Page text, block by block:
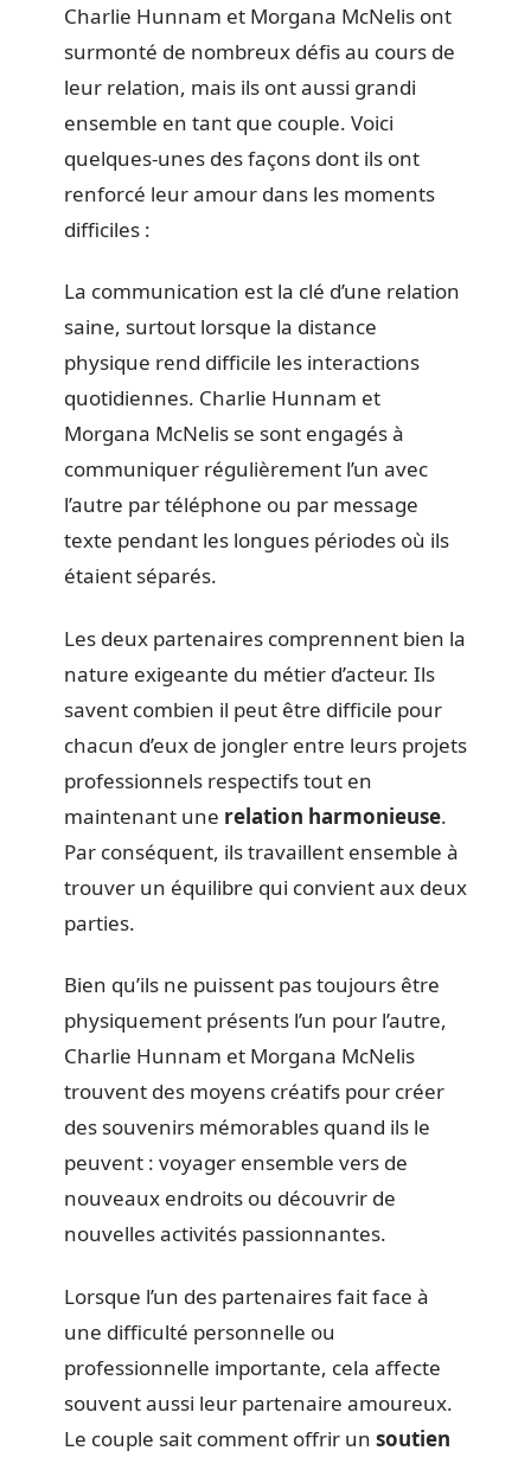
Charlie Hunnam et Morgana McNelis ont
surmonté de nombreux défis au cours de
leur relation, mais ils ont aussi grandi
ensemble en tant que couple. Voici
quelques-unes des façons dont ils ont
renforcé leur amour dans les moments
difficiles :
La communication est la clé d’une relation
saine, surtout lorsque la distance
physique rend difficile les interactions
quotidiennes. Charlie Hunnam et
Morgana McNelis se sont engagés à
communiquer régulièrement l’un avec
l’autre par téléphone ou par message
texte pendant les longues périodes où ils
étaient séparés.
Les deux partenaires comprennent bien la
nature exigeante du métier d’acteur. Ils
savent combien il peut être difficile pour
chacun d’eux de jongler entre leurs projets
professionnels respectifs tout en
maintenant une relation harmonieuse.
Par conséquent, ils travaillent ensemble à
trouver un équilibre qui convient aux deux
parties.
Bien qu’ils ne puissent pas toujours être
physiquement présents l’un pour l’autre,
Charlie Hunnam et Morgana McNelis
trouvent des moyens créatifs pour créer
des souvenirs mémorables quand ils le
peuvent : voyager ensemble vers de
nouveaux endroits ou découvrir de
nouvelles activités passionnantes.
Lorsque l’un des partenaires fait face à
une difficulté personnelle ou
professionnelle importante, cela affecte
souvent aussi leur partenaire amoureux.
Le couple sait comment offrir un soutien